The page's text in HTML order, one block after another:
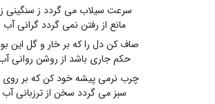
سرعت سیلاب می گردد ز سنگینی
مانع از رفتن نمی گردد گرانی آب
صاف کن دل را که بر خار و گل این
حکم جاری باشد از روشن روانی
چرب نرمی پیشه خود کن که بر روی
سبز می گردد سخن از ترزبانی آب